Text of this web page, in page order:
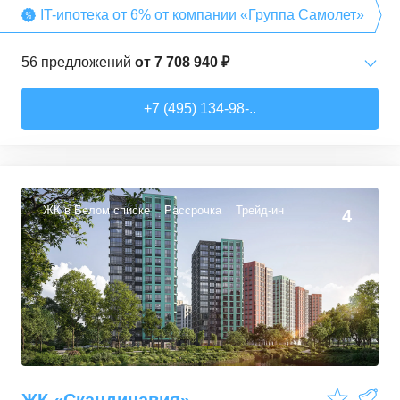
IT-ипотека от 6% от компании «Группа Самолет»
56 предложений от 7 708 940 ₽
34,71–49,54м² 22 предложения
2-комн. кв.
50,6–60,29
3-комн. кв. от16 491 230 ₽
74,3–94,8м² 22 предложения
+7 (495) 134-98-..
ЖК в Белом списке Рассрочка Трейд-ин 4